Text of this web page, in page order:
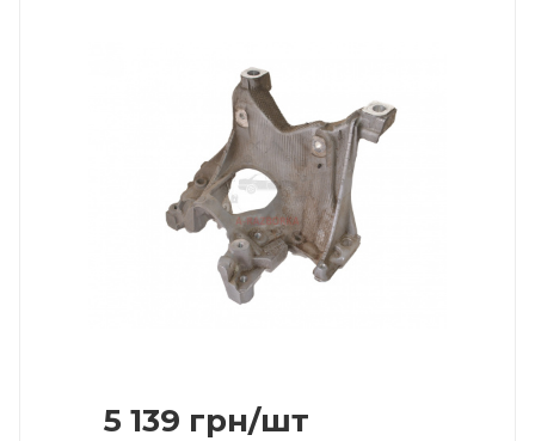
5 139 грн/шт